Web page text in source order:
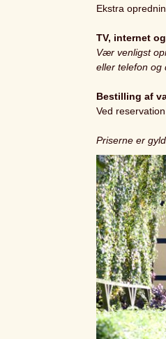
Ekstra
TV, internet
Vær venligst
eller telefon og
Bestilling af
Ved
Priserne er